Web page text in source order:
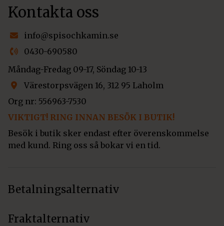
Kontakta oss
info@spisochkamin.se
0430-690580
Måndag-Fredag 09-17, Söndag 10-13
Värestorpsvägen 16, 312 95 Laholm
Org nr: 556963-7530
VIKTIGT! RING INNAN BESÖK I BUTIK!
Besök i butik sker endast efter överenskommelse
med kund. Ring oss så bokar vi en tid.
Betalningsalternativ
Fraktalternativ